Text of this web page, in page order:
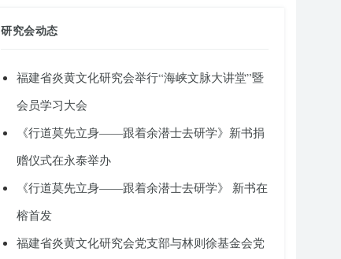
研究会动态
福建省炎黄文化研究会举行“海峡文脉大讲堂”暨
会员学习大会
《行道莫先立身——跟着余潜士去研学》新书捐
赠仪式在永泰举办
《行道莫先立身——跟着余潜士去研学》 新书在
榕首发
福建省炎黄文化研究会党支部与林则徐基金会党